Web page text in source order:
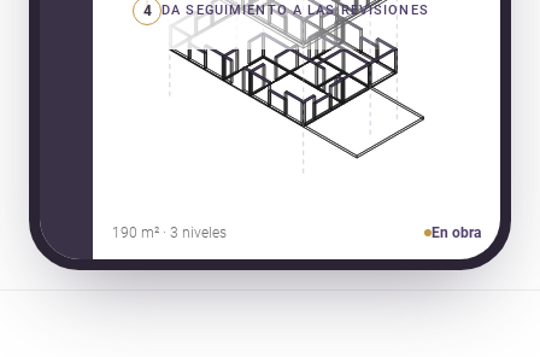
4 DA SEGUIMIENTO A LAS REVISIONES
190 m² · 3 niveles En obra